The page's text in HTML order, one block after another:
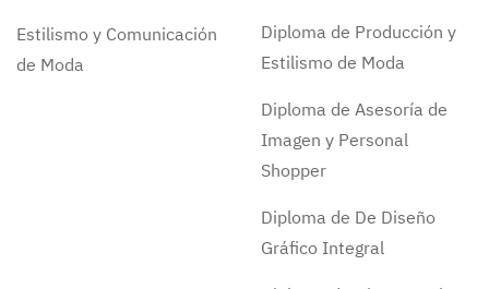
Estilismo y Comunicación
de Moda
Diploma de Producción y
Estilismo de Moda
Diploma de Asesoría de
Imagen y Personal
Shopper
Diploma de De Diseño
Gráfico Integral